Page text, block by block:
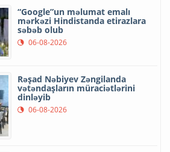
“Google”un məlumat emalı
mərkəzi Hindistanda etirazlara
səbəb olub
06-08-2026
Rəşad Nəbiyev Zəngilanda
vətəndaşların müraciətlərini
dinləyib
06-08-2026